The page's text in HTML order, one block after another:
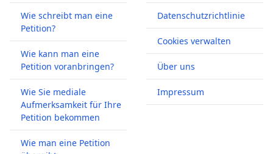
Wie schreibt man eine
Petition?
Wie kann man eine
Petition voranbringen?
Wie Sie mediale
Aufmerksamkeit für Ihre
Petition bekommen
Wie man eine Petition
Datenschutzrichtlinie
Cookies verwalten
Über uns
Impressum